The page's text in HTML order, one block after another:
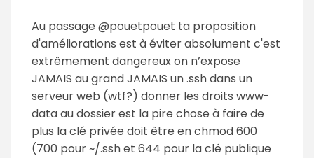
Au passage @pouetpouet ta proposition
d'améliorations est à éviter absolument c'est
extrêmement dangereux on n’expose
JAMAIS au grand JAMAIS un .ssh dans un
serveur web (wtf?) donner les droits www-
data au dossier est la pire chose à faire de
plus la clé privée doit être en chmod 600
(700 pour ~/.ssh et 644 pour la clé publique